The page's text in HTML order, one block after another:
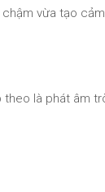
vừa tạo
là phát âm